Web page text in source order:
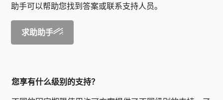
助手可以帮助您找到答案或联系支持人员。
求助助手
您享有什么级别的支持？